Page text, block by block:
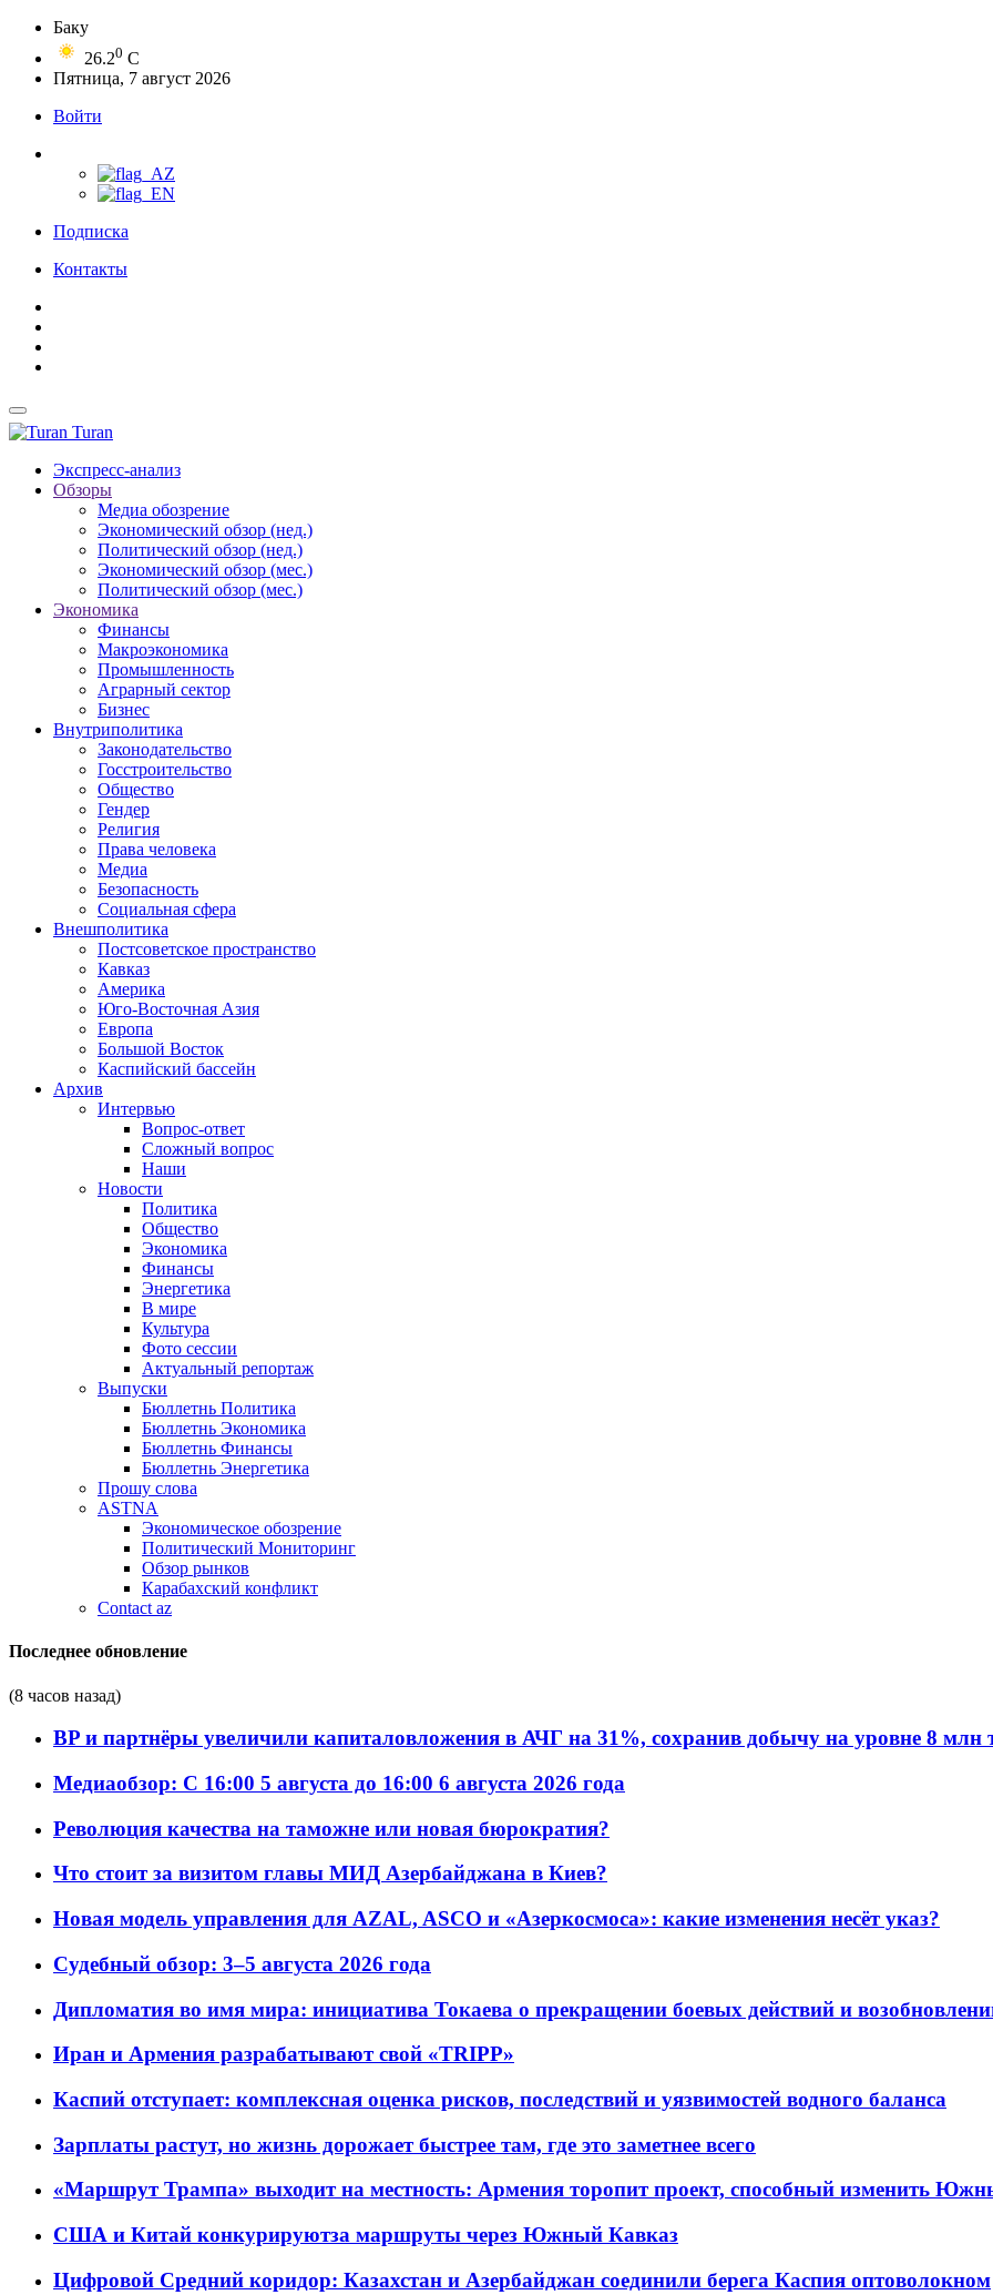
Баку
26.20 C
Пятница, 7 август 2026
Войти
Подписка
Контакты
Turan
Экспресс-анализ
Обзоры
Медиа обозрение
Экономический обзор (нед.)
Политический обзор (нед.)
Экономический обзор (мес.)
Политический обзор (мес.)
Экономика
Финансы
Макроэкономика
Промышленность
Аграрный сектор
Бизнес
Внутриполитика
Законодательство
Госстроительство
Общество
Гендер
Религия
Права человека
Медиа
Безопасность
Социальная сфера
Внешполитика
Постсоветское пространство
Кавказ
Америка
Юго-Восточная Азия
Европа
Большой Восток
Каспийский бассейн
Архив
Интервью
Вопрос-ответ
Сложный вопрос
Наши
Новости
Политика
Общество
Экономика
Финансы
Энергетика
В мире
Культура
Фото сессии
Актуальный репортаж
Выпуски
Бюллетнь Политика
Бюллетнь Экономика
Бюллетнь Финансы
Бюллетнь Энергетика
Прошу слова
ASTNA
Экономическое обозрение
Политический Мониторинг
Обзор рынков
Карабахский конфликт
Contact az
Последнее обновление
(8 часов назад)
BP и партнёры увеличили капиталовложения в АЧГ на 31%, сохранив добычу на уровне 8 млн
Медиаобзор: С 16:00 5 августа до 16:00 6 августа 2026 года
Революция качества на таможне или новая бюрократия?
Что стоит за визитом главы МИД Азербайджана в Киев?
Новая модель управления для AZAL, ASCO и «Азеркосмоса»: какие изменения несёт указ?
Судебный обзор: 3–5 августа 2026 года
Дипломатия во имя мира: инициатива Токаева о прекращении боевых действий и
Иран и Армения разрабатывают свой «TRIPP»
Каспий отступает: комплексная оценка рисков, последствий и уязвимостей водного баланса
Зарплаты растут, но жизнь дорожает быстрее там, где это заметнее всего
«Маршрут Трампа» выходит на местность: Армения торопит проект, способный изменить
США и Китай конкурируютза маршруты через Южный Кавказ
Цифровой Средний коридор: Казахстан и Азербайджан соединили берега Каспия оптоволокном